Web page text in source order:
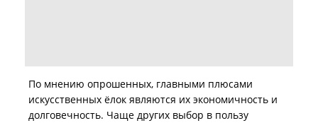
По мнению опрошенных, главными плюсами
искусственных ёлок являются их экономичность и
долговечность. Чаще других выбор в пользу